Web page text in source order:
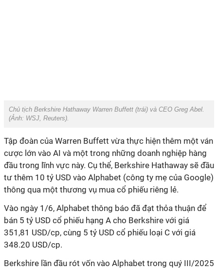
Chủ tịch Berkshire Hathaway Warren Buffett (trái) và CEO Greg Abel.
(Ảnh: WSJ, Reuters).
Tập đoàn của Warren Buffett vừa thực hiện thêm một ván
cược lớn vào AI và một trong những doanh nghiệp hàng
đầu trong lĩnh vực này. Cụ thể, Berkshire Hathaway sẽ đầu
tư thêm 10 tỷ USD vào Alphabet (công ty mẹ của Google)
thông qua một thương vụ mua cổ phiếu riêng lẻ.
Vào ngày 1/6, Alphabet thông báo đã đạt thỏa thuận để
bán 5 tỷ USD cổ phiếu hạng A cho Berkshire với giá
351,81 USD/cp, cùng 5 tỷ USD cổ phiếu loại C với giá
348.20 USD/cp.
Berkshire lần đầu rót vốn vào Alphabet trong quý III/2025